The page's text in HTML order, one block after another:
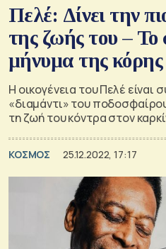
Πελέ: Δίνει την
της ζωής του – To
μήνυμα της κόρης
Η οικογένεια του Πελέ
«διαμάντι» του
τη ζωή του κόντρα στον
ΚΟΣΜΟΣ 25.12.2022, 17:17